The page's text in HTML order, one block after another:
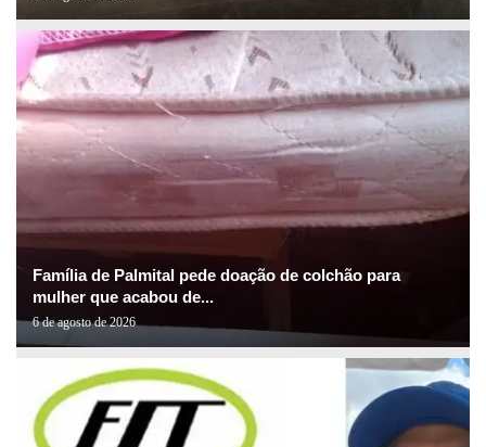
Família de Palmital pede doação de colchão para
mulher que acabou de...
6 de agosto de 2026